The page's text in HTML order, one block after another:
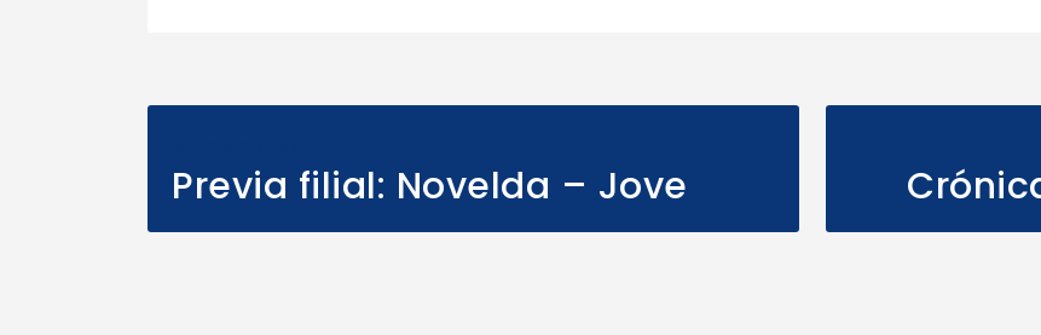
Previa filial: Novelda – Jove